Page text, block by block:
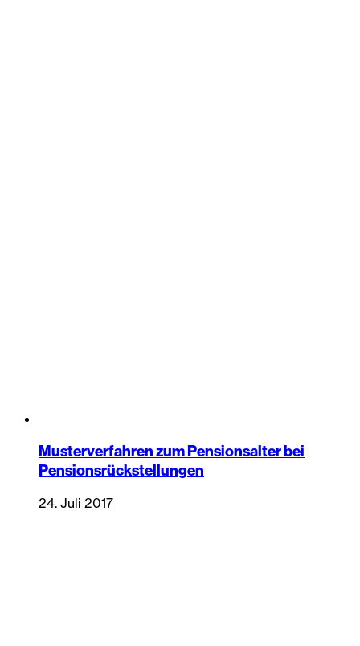
Musterverfahren zum Pensionsalter bei
Pensionsrückstellungen
24. Juli 2017